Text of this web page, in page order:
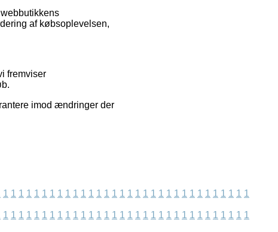
af købsoplevelsen,
fremviser
imod ændringer der
1 1 1 1 1 1 1 1 1 1 1 1 1 1 1 1 1 1 1 1 1 1 1 1 1 1 1 1 1 1 1 1
1 1 1 1 1 1 1 1 1 1 1 1 1 1 1 1 1 1 1 1 1 1 1 1 1 1 1 1 1 1 1 1